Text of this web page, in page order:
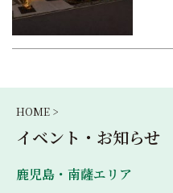
HOME >
イベント・お知らせ
鹿児島・南薩エリア